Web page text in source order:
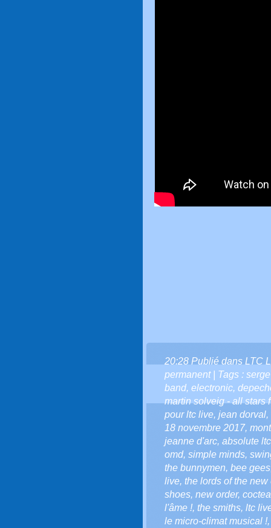
20:28 Publié dans LTC
permanent| Tags :
band, electronic,
martin solveig - all stars
pour ltc live, jean dorval,
18 novembre 2017,
jeanne d'arc, absolute
omd, simple minds,
the bunnymen, bee gees
live, the lords of the new
shoes, new order,
l'âme !, the smiths, ltc
le micro-climat musical !